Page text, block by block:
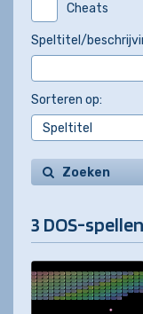
Cheats
Speltitel/
Sorteren op:
Zoeken
3 DOS-